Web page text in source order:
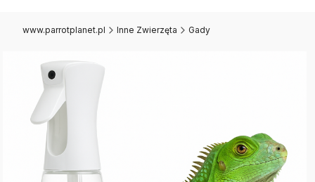
www.parrotplanet.pl Inne Zwierzęta Gady